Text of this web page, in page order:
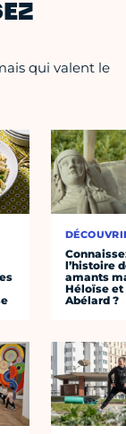
qui valent le
l’histoire
amants
Héloïse et
Abélard ?